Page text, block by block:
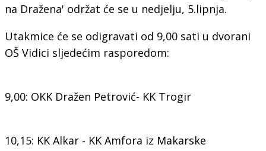
na Dražena' održat će se u nedjelju, 5.lipnja.
Utakmice će se odigravati od 9,00 sati u dvorani
OŠ Vidici sljedećim rasporedom:
9,00: OKK Dražen Petrović- KK Trogir
10,15: KK Alkar - KK Amfora iz Makarske